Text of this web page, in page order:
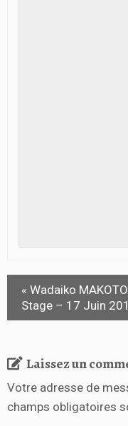
« Wadaiko
Stage – 17 Juin
Laissez un
Votre adresse de
champs obligatoires